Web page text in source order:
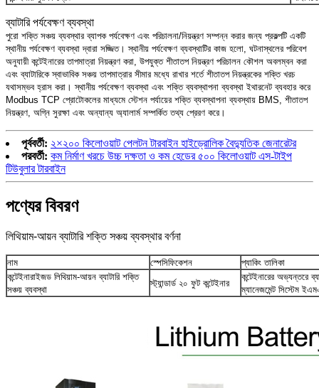
ব্যাটারি পর্যবেক্ষণ ব্যবস্থা
পুরো শক্তি সঞ্চয় ব্যবস্থার ব্যাপক পর্যবেক্ষণ এবং পরিচালনা/নিয়ন্ত্রণ সম্পন্ন করার জন্য প্রকল্পটি একটি
স্থানীয় পর্যবেক্ষণ ব্যবস্থা দ্বারা সজ্জিত। স্থানীয় পর্যবেক্ষণ ব্যবস্থাটির কাজ হলো, ঘটনাস্থলের পরিবেশ
অনুযায়ী কন্টেইনারের তাপমাত্রা নিয়ন্ত্রণ করা, উপযুক্ত শীতাতপ নিয়ন্ত্রণ পরিচালন কৌশল অবলম্বন করা
এবং ব্যাটারিকে স্বাভাবিক সঞ্চয় তাপমাত্রার সীমার মধ্যে রাখার শর্তে শীতাতপ নিয়ন্ত্রকের শক্তি খরচ
যথাসম্ভব হ্রাস করা। স্থানীয় পর্যবেক্ষণ ব্যবস্থা এবং শক্তি ব্যবস্থাপনা ব্যবস্থা ইথারনেট ব্যবহার করে
Modbus TCP প্রোটোকলের মাধ্যমে স্টেশন পর্যায়ের শক্তি ব্যবস্থাপনা ব্যবস্থায় BMS, শীতাতপ
নিয়ন্ত্রণ, অগ্নি সুরক্ষা এবং অন্যান্য অ্যালার্ম সম্পর্কিত তথ্য প্রেরণ করে।
পূর্ববর্তী: ২×২০০ কিলোওয়াট পেলটন টারবাইন হাইড্রোলিক বৈদ্যুতিক জেনারেটর
পরবর্তী: কম নির্মাণ খরচে উচ্চ দক্ষতা ও কম হেডের ৫০০ কিলোওয়াট এস-টাইপ
টিউবুলার টারবাইন
পণ্যের বিবরণ
লিথিয়াম-আয়ন ব্যাটারি শক্তি সঞ্চয় ব্যবস্থার বর্ণনা
নাম স্পেসিফিকেশন
প্যাকিং তালিকা
কন্টেইনারাইজড লিথিয়াম-আয়ন ব্যাটারি শক্তি
সঞ্চয় ব্যবস্থা
স্ট্যান্ডার্ড ২০ ফুট কন্টেইনার
কন্টেইনারের অভ্যন্তরে
ম্যানেজমেন্ট সিস্টেম